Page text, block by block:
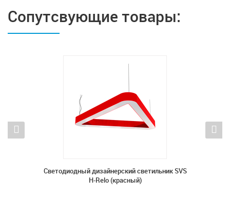
Сопутсвующие товары:
Cветодиодный дизайнерский светильник SVS
H-Relo (красный)